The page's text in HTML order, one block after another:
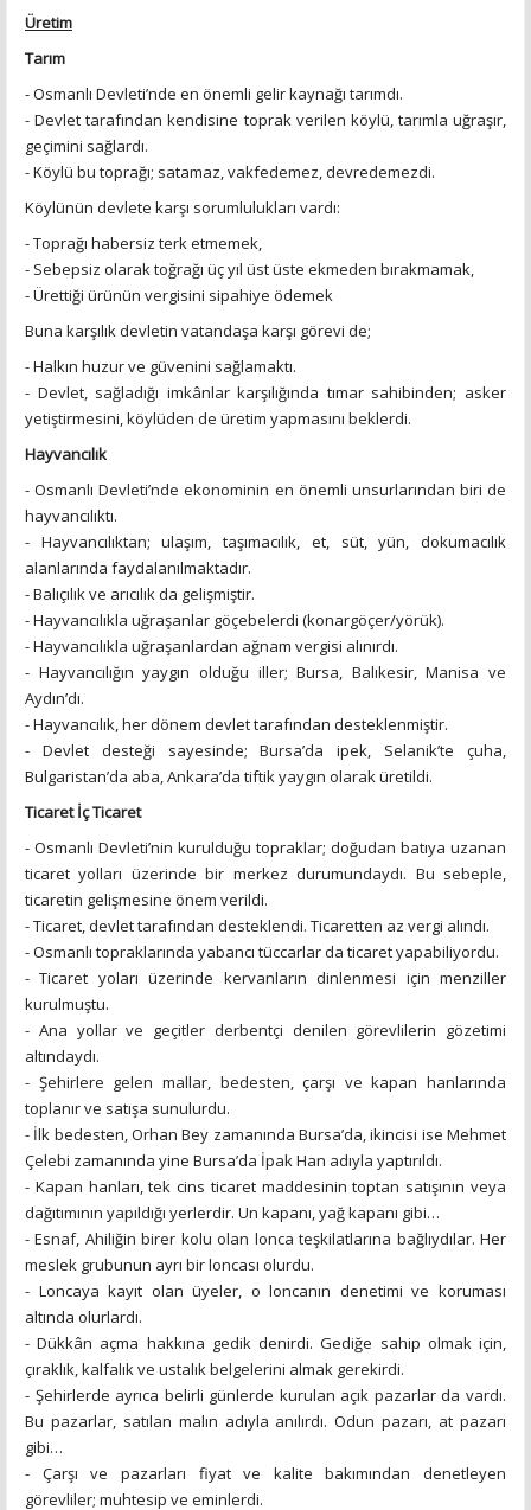
Üretim
Tarım
- Osmanlı Devleti’nde en önemli gelir kaynağı tarımdı.
- Devlet tarafından kendisine toprak verilen köylü, tarımla uğraşır,
geçimini sağlardı.
- Köylü bu toprağı; satamaz, vakfedemez, devredemezdi.
Köylünün devlete karşı sorumlulukları vardı:
- Toprağı habersiz terk etmemek,
- Sebepsiz olarak toğrağı üç yıl üst üste ekmeden bırakmamak,
- Ürettiği ürünün vergisini sipahiye ödemek
Buna karşılık devletin vatandaşa karşı görevi de;
- Halkın huzur ve güvenini sağlamaktı.
- Devlet, sağladığı imkânlar karşılığında tımar sahibinden; asker
yetiştirmesini, köylüden de üretim yapmasını beklerdi.
Hayvancılık
- Osmanlı Devleti’nde ekonominin en önemli unsurlarından biri de
hayvancılıktı.
- Hayvancılıktan; ulaşım, taşımacılık, et, süt, yün, dokumacılık
alanlarında faydalanılmaktadır.
- Balıçılık ve arıcılık da gelişmiştir.
- Hayvancılıkla uğraşanlar göçebelerdi (konargöçer/yörük).
- Hayvancılıkla uğraşanlardan ağnam vergisi alınırdı.
- Hayvancılığın yaygın olduğu iller; Bursa, Balıkesir, Manisa ve
Aydın’dı.
- Hayvancılık, her dönem devlet tarafından desteklenmiştir.
- Devlet desteği sayesinde; Bursa’da ipek, Selanik’te çuha,
Bulgaristan’da aba, Ankara’da tiftik yaygın olarak üretildi.
Ticaret İç Ticaret
- Osmanlı Devleti’nin kurulduğu topraklar; doğudan batıya uzanan
ticaret yolları üzerinde bir merkez durumundaydı. Bu sebeple,
ticaretin gelişmesine önem verildi.
- Ticaret, devlet tarafından desteklendi. Ticaretten az vergi alındı.
- Osmanlı topraklarında yabancı tüccarlar da ticaret yapabiliyordu.
- Ticaret yoları üzerinde kervanların dinlenmesi için menziller
kurulmuştu.
- Ana yollar ve geçitler derbentçi denilen görevlilerin gözetimi
altındaydı.
- Şehirlere gelen mallar, bedesten, çarşı ve kapan hanlarında
toplanır ve satışa sunulurdu.
- İlk bedesten, Orhan Bey zamanında Bursa’da, ikincisi ise Mehmet
Çelebi zamanında yine Bursa’da İpak Han adıyla yaptırıldı.
- Kapan hanları, tek cins ticaret maddesinin toptan satışının veya
dağıtımının yapıldığı yerlerdir. Un kapanı, yağ kapanı gibi…
- Esnaf, Ahiliğin birer kolu olan lonca teşkilatlarına bağlıydılar. Her
meslek grubunun ayrı bir loncası olurdu.
- Loncaya kayıt olan üyeler, o loncanın denetimi ve koruması
altında olurlardı.
- Dükkân açma hakkına gedik denirdi. Gediğe sahip olmak için,
çıraklık, kalfalık ve ustalık belgelerini almak gerekirdi.
- Şehirlerde ayrıca belirli günlerde kurulan açık pazarlar da vardı.
Bu pazarlar, satılan malın adıyla anılırdı. Odun pazarı, at pazarı
gibi…
- Çarşı ve pazarları fiyat ve kalite bakımından denetleyen
görevliler; muhtesip ve eminlerdi.